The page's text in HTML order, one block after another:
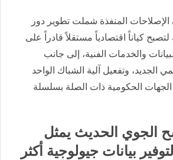
الإصلاحات المنفذة شملت تطوير دور
لتصبح كياناً اقتصادياً مستقلاً قادراً على
والخدمات الفنية، إلى جانب
الجديد، وتفعيل آلية الشباك الواحد
الحكومية ذات الصلة بسلسلة
الجوي الحديث يمثل
بيانات جيولوجية أكثر